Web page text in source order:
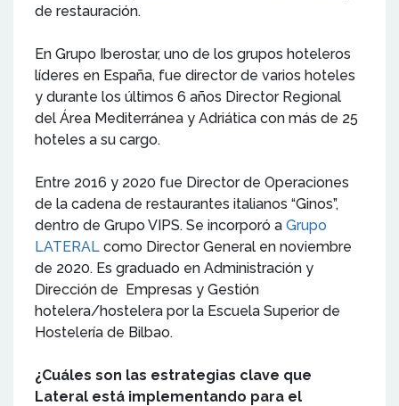
de restauración.
En Grupo Iberostar, uno de los grupos hoteleros
líderes en España, fue director de varios hoteles
y durante los últimos 6 años Director Regional
del Área Mediterránea y Adriática con más de 25
hoteles a su cargo.
Entre 2016 y 2020 fue Director de Operaciones
de la cadena de restaurantes italianos “Ginos”,
dentro de Grupo VIPS. Se incorporó a Grupo
LATERAL como Director General en noviembre
de 2020. Es graduado en Administración y
Dirección de Empresas y Gestión
hotelera/hostelera por la Escuela Superior de
Hostelería de Bilbao.
¿Cuáles son las estrategias clave que
Lateral está implementando para el